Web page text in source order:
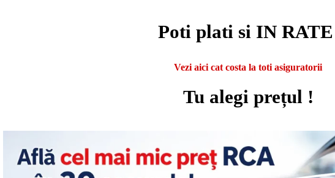
Poti plati si IN RATE
Vezi aici cat costa la toti asiguratorii
Tu alegi prețul !